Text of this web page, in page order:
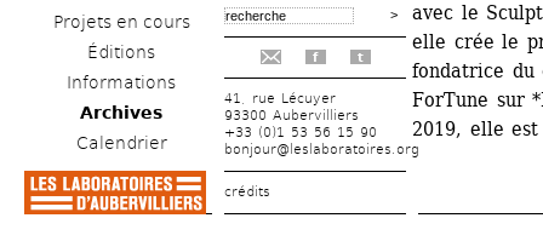
Projets en cours
Éditions
Informations
Archives
Calendrier
f t
41, rue Lécuyer
93300 Aubervilliers
+33 (0)1 53 56 15 90
bonjour@leslaboratoires.org
crédits
avec le
elle crée le
fondatrice du
ForTune sur
2019, elle est